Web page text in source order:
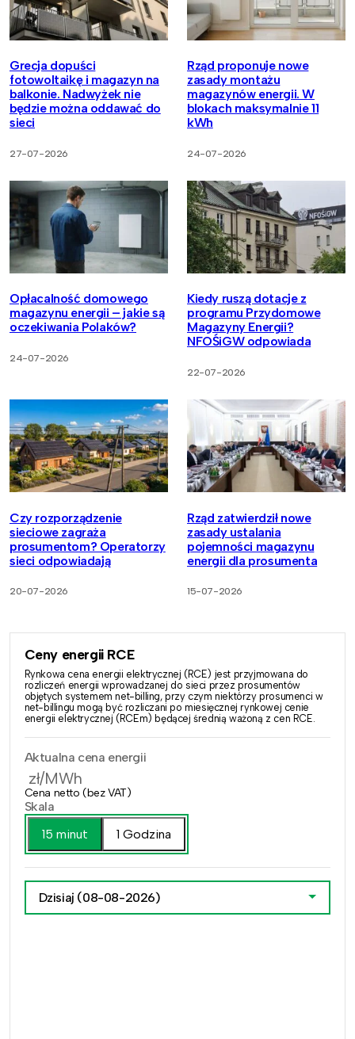
Grecja dopuści
fotowoltaikę i magazyn na
balkonie. Nadwyżek nie
będzie można oddawać do
sieci
27-07-2026
Rząd proponuje nowe
zasady montażu
magazynów energii. W
blokach maksymalnie 11
kWh
24-07-2026
Opłacalność domowego
magazynu energii – jakie są
oczekiwania Polaków?
24-07-2026
Kiedy ruszą dotacje z
programu Przydomowe
Magazyny Energii?
NFOŚiGW odpowiada
22-07-2026
Czy rozporządzenie
sieciowe zagraża
prosumentom? Operatorzy
sieci odpowiadają
20-07-2026
Rząd zatwierdził nowe
zasady ustalania
pojemności magazynu
energii dla prosumenta
15-07-2026
Ceny energii RCE
Rynkowa cena energii elektrycznej (RCE) jest przyjmowana do
rozliczeń energii wprowadzanej do sieci przez prosumentów
objętych systemem net-billing, przy czym niektórzy prosumenci w
net-billingu mogą być rozliczani po miesięcznej rynkowej cenie
energii elektrycznej (RCEm) będącej średnią ważoną z cen RCE.
Aktualna cena energii
zł/MWh
Cena netto (bez VAT)
Skala
15 minut
1 Godzina
Dzisiaj (08-08-2026)